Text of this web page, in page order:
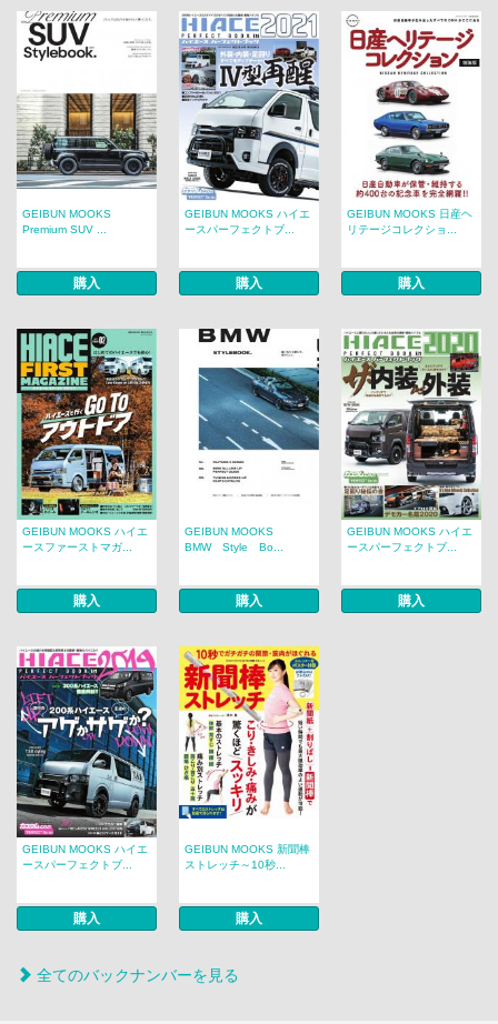
GEIBUN MOOKS
Premium SUV ...
購入
GEIBUN MOOKS ハイエ
ースパーフェクトブ...
購入
GEIBUN MOOKS 日産ヘ
リテージコレクショ...
購入
GEIBUN MOOKS ハイエ
ースファーストマガ...
購入
GEIBUN MOOKS
BMW Style Bo...
購入
GEIBUN MOOKS ハイエ
ースパーフェクトブ...
購入
GEIBUN MOOKS ハイエ
ースパーフェクトブ...
購入
GEIBUN MOOKS 新聞棒
ストレッチ～10秒...
購入
全てのバックナンバーを見る